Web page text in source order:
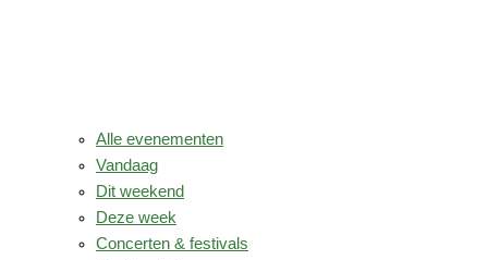
Alle evenementen
Vandaag
Dit weekend
Deze week
Concerten & festivals